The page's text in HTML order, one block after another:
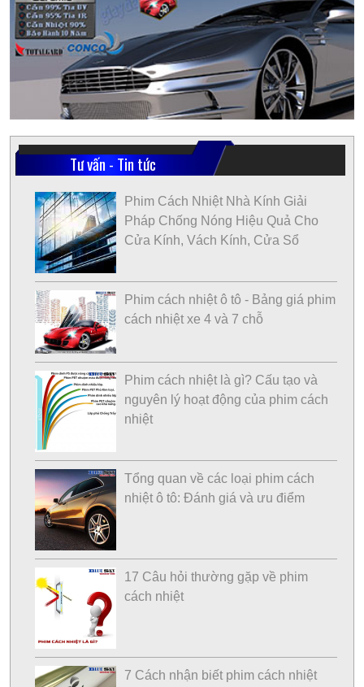
Tư vấn - Tin tức
Phim Cách Nhiệt Nhà Kính Giải
Pháp Chống Nóng Hiệu Quả Cho
Cửa Kính, Vách Kính, Cửa Sổ
Phim cách nhiệt ô tô - Bảng giá phim
cách nhiệt xe 4 và 7 chỗ
Phim cách nhiệt là gì? Cấu tạo và
nguyên lý hoạt động của phim cách
nhiệt
Tổng quan về các loại phim cách
nhiệt ô tô: Đánh giá và ưu điểm
17 Câu hỏi thường gặp về phim
cách nhiệt
7 Cách nhận biết phim cách nhiệt